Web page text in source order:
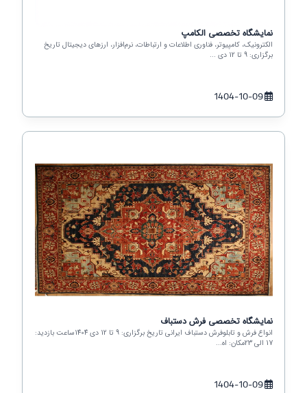
نمایشگاه تخصصی الکامپ
الکترونیک، کامپیوتر، فناوری اطلاعات و ارتباطات، نرم‌افزار، ارزهای دیجیتال تاریخ
برگزاری: 9 تا 12 دی ...
1404-10-09
نمایشگاه تخصصی فرش دستباف
انواع فرش و تابلوفرش دستباف ایرانی تاریخ برگزاری: 9 تا 12 دی 1404ساعت بازدید:
17 الی 23مکان: اه...
1404-10-09